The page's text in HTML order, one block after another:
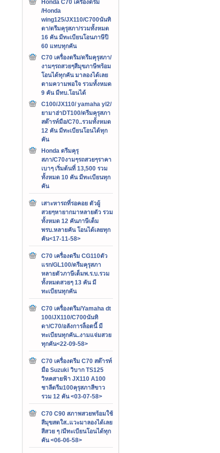
Honda C70 เครืองดรีม
/Honda
wing125/JX110/C700นันทิ
ดา/ดรีมคุรุสภา/รวมทั้งหมด
16 คัน มีทะเบียนโอนภาษีปี
60 แทบทุกคัน
C70 เครื่องดรีม/ดรีมคุรุสภา/
งามๆรถสวยๆสีมุขภาษีพร้อม
โอนได้ทุกคัน มาลองได้เลย
ตามความพอใจ รวมทั้งหมด
9 คัน มีทบ.โอนได้
C100/JX110/ yamaha yl2/
ยามาฮ่าDT100/ดรีมคุรุสภา
สต๊ารท์มือ/C70..รวมทั้งหมด
12 คัน มีทะเบียนโอนได้ทุก
คัน
Honda ดรีมคุรุ
สภา/C70งามๆรถสวยๆราคา
เบาๆ เริ่มต้นที่ 13,500 รวม
ทั้งหมด 10 คัน มีทะเบียนทุก
คัน
เสาะหารถที่รอคอย ตัวผู้
สวยๆหายากมาหลายตัว รวม
ทั้งหมด 12 คันภาษีเต็ม
พรบ.หลายคัน โอนได้เลยทุก
คัน<17-11-58>
C70 เครื่องดรีม CG110ตัว
แรก/GL100/ดรีมคุรุสภา
หลายตัวภาษีเต็มพ.ร.บ.รวม
ทั้งหมดสวยๆ 13 คัน มี
ทะเบียนทุกคัน
C70 เครื่องดรีม/Yamaha dt
100/JX110/C700นันทิ
ดา/C70/อลังการล็อตนี้ มี
ทะเบียนทุกคัน..งามแจ่มสวย
ทุกคัน<22-09-58>
C70 เครื่องดรีม C70 สต๊ารท์
มือ Suzuki วิบาก TS125
วิหคสายฟ้า JX110 A100
ชาลีดรีม100คุรุสภาสีขาว
รวม 12 คัน <03-07-58>
C70 C90 สภาพสวยพร้อมใช้
สีมุขสดใส..แวะมาลองได้เลย
สีสวย ๆ /มีทะเบียนโอนได้ทุก
คัน <06-06-58>